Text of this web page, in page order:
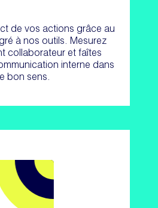
de vos actions grâce au
à nos outils. Mesurez
collaborateur et faîtes
interne dans
bon sens.